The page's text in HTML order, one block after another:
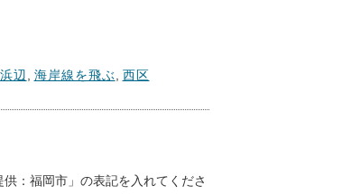
辺 海岸線を飛ぶ 西区
：福岡市」の表記を入れてくださ